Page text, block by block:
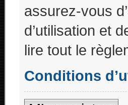
assurez-vous
d’utilisation et
lire tout le
Conditions